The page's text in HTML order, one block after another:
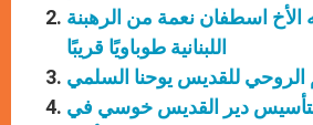
الأخ اسطفان نعمة من الرهبنة
اللبنانية طوباويًا قريبًا
الروحي للقديس يوحنا السلمي
الـ 450 لتأسيس دير القديس خوسي في